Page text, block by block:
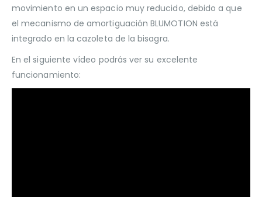
movimiento en un espacio muy reducido, debido a que
el mecanismo de amortiguación BLUMOTION está
integrado en la cazoleta de la bisagra.
En el siguiente vídeo podrás ver su excelente
funcionamiento: